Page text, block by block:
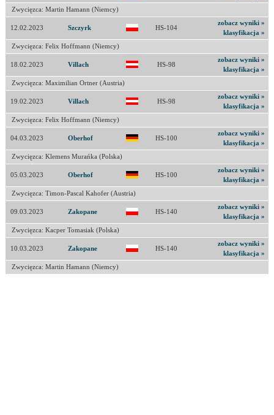
Zwycięzca: Martin Hamann (Niemcy)
12.02.2023 Szczyrk HS-104
zobacz wyniki »
klasyfikacja »
Zwycięzca: Felix Hoffmann (Niemcy)
18.02.2023 Villach HS-98
zobacz wyniki »
klasyfikacja »
Zwycięzca: Maximilian Ortner (Austria)
19.02.2023 Villach HS-98
zobacz wyniki »
klasyfikacja »
Zwycięzca: Felix Hoffmann (Niemcy)
04.03.2023 Oberhof HS-100
zobacz wyniki »
klasyfikacja »
Zwycięzca: Klemens Murańka (Polska)
05.03.2023 Oberhof HS-100
zobacz wyniki »
klasyfikacja »
Zwycięzca: Timon-Pascal Kahofer (Austria)
09.03.2023 Zakopane HS-140
zobacz wyniki »
klasyfikacja »
Zwycięzca: Kacper Tomasiak (Polska)
10.03.2023 Zakopane HS-140
zobacz wyniki »
klasyfikacja »
Zwycięzca: Martin Hamann (Niemcy)